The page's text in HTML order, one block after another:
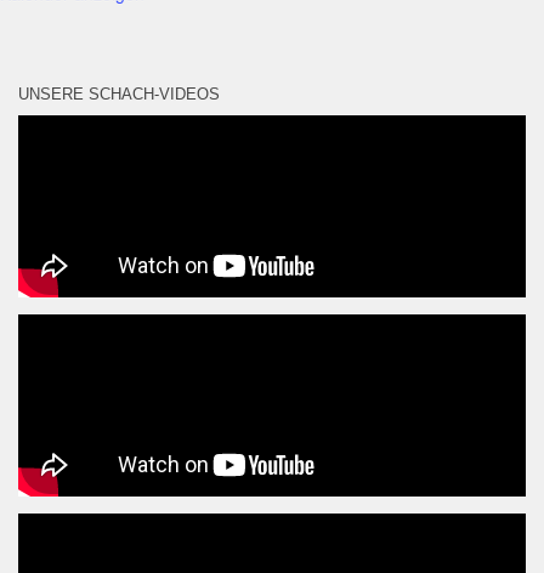
UNSERE SCHACH-VIDEOS